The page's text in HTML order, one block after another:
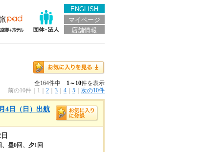
ENGLISH
マイページ
店舗情報
全164件中 1～10件を表示
前の10件
1 2 3 4 5 次の10件
4日（日）出航
、昼0回、夕1回